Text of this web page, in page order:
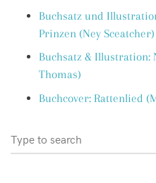
Buchsatz und
Prinzen (Ney Sceatcher)
Buchsatz &
Thomas)
Buchcover: Rattenlied
Search
for: